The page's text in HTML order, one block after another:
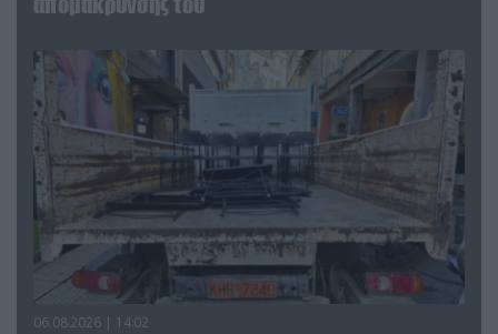
06.08.2026 | 14:02